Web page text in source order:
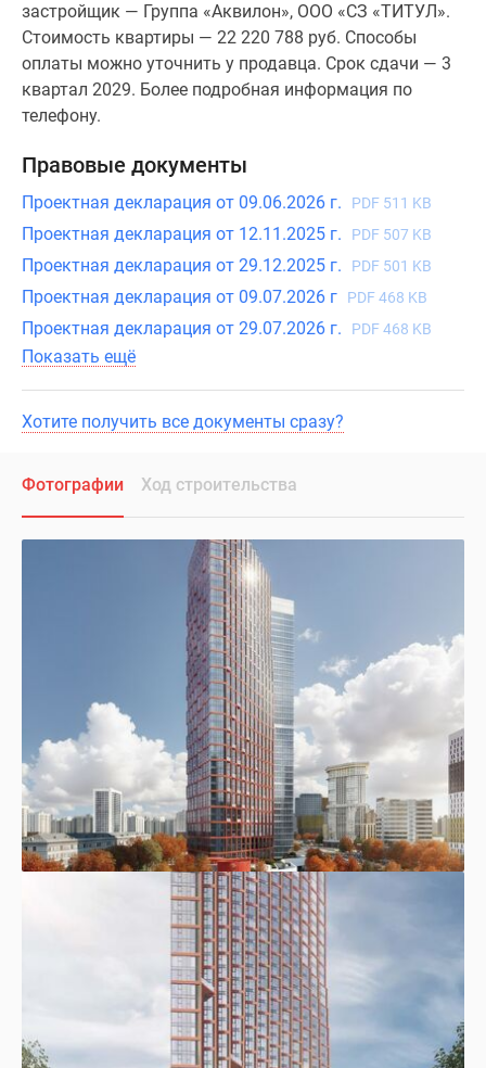
застройщик — Группа «Аквилон», ООО «СЗ «ТИТУЛ».
Стоимость квартиры — 22 220 788 руб. Способы
оплаты можно уточнить у продавца. Срок сдачи — 3
квартал 2029. Более подробная информация по
телефону.
Правовые документы
Проектная декларация от 09.06.2026 г. PDF 511 KB
Проектная декларация от 12.11.2025 г. PDF 507 KB
Проектная декларация от 29.12.2025 г. PDF 501 KB
Проектная декларация от 09.07.2026 г PDF 468 KB
Проектная декларация от 29.07.2026 г. PDF 468 KB
Показать ещё
Хотите получить все документы сразу?
Фотографии Ход строительства